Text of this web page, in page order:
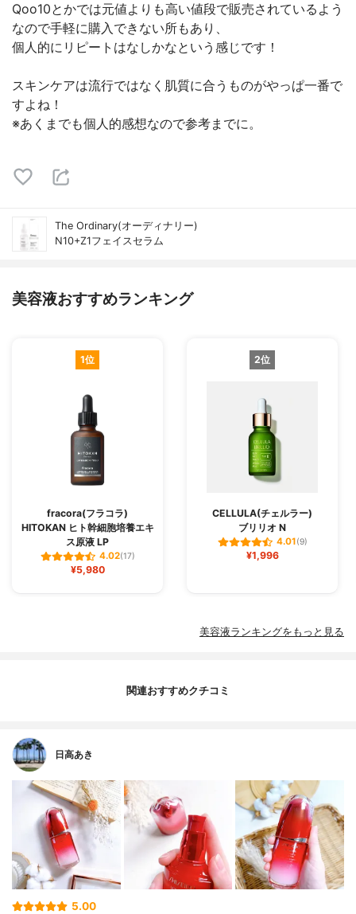
Qoo10とかでは元値よりも高い値段で販売されているよう
なので手軽に購入できない所もあり、
個人的にリピートはなしかなという感じです！
スキンケアは流行ではなく肌質に合うものがやっぱ一番で
すよね！
※あくまでも個人的感想なので参考までに。
The Ordinary(オーディナリー)
N10+Z1フェイスセラム
美容液おすすめランキング
1位
fracora(フラコラ)
HITOKAN ヒト幹細胞培養エキ
ス原液 LP
4.02(17)
¥5,980
2位
CELLULA(チェルラー)
ブリリオ N
4.01(9)
¥1,996
美容液ランキングをもっと見る
関連おすすめクチコミ
日高あき
5.00